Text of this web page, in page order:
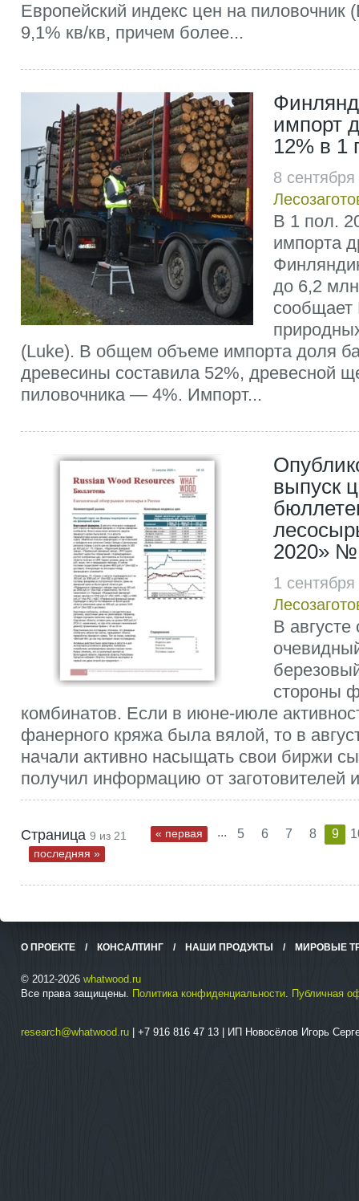
Европейский индекс цен на пиловочник
9,1% кв/кв, причем более...
импорт
12% в 1
8
В 1 пол.
импорта
до 6,2
сообщает
(Luke). В общем объеме импорта доля
древесины составила 52%, древесной
пиловочника — 4%. Импорт...
выпуск
2020»
1
В августе
стороны
комбинатов. Если в июне-июле
фанерного кряжа была вялой, то в
начали активно насыщать свои биржи
получил информацию от заготовителей
Страница 9 из 21 « первая ... 5 6 7 8 9
последняя »
О ПРОЕКТЕ / КОНСАЛТИНГ / НАШИ ПРОДУКТЫ / МИРОВЫЕ
© 2012-2026 whatwood.ru
Все права защищены. Политика конфиденциальности. Публичная
research@whatwood.ru | +7 916 816 47 13 | ИП Новосёлов Игорь